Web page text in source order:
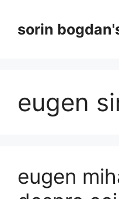
contentsorin
eugen
eugen